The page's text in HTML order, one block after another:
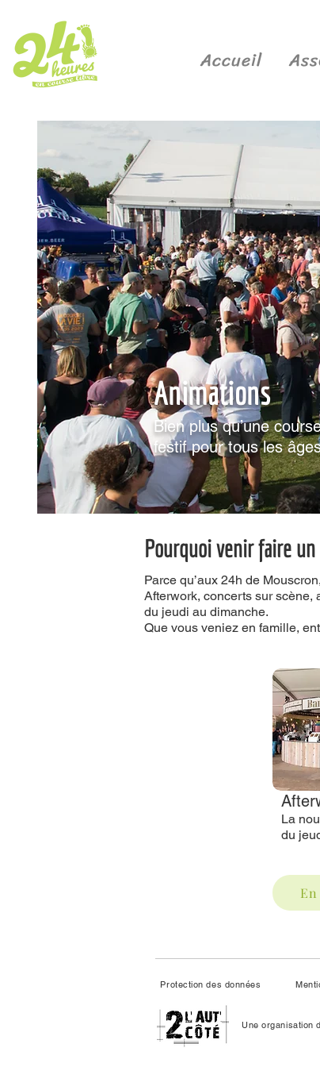
Accueil
Animations
Bien plus qu’une
festif pour tous les
Pourquoi venir faire
​Parce qu’aux 24h de
Afterwork, concerts sur scène,
du jeudi au dimanche.
Que vous veniez en famille,
La
du
Protection des données
Une organisation